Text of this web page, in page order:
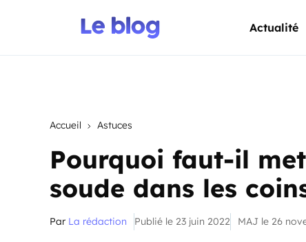
Actualité
Accueil Astuces
Pourquoi faut-il
soude dans les
Par La rédaction Publié le 23 juin 2022 MAJ le 26